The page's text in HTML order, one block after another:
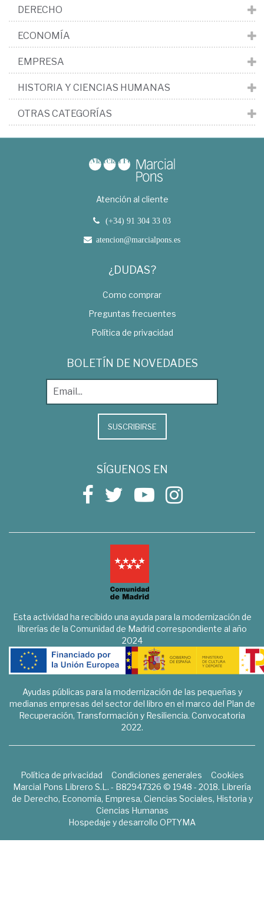
DERECHO
ECONOMÍA
EMPRESA
HISTORIA Y CIENCIAS HUMANAS
OTRAS CATEGORÍAS
Atención al cliente
(+34) 91 304 33 03
atencion@marcialpons.es
¿DUDAS?
Como comprar
Preguntas frecuentes
Política de privacidad
BOLETÍN DE NOVEDADES
SUSCRIBIRSE
SÍGUENOS EN
Esta actividad ha recibido una ayuda para la modernización de
librerías de la Comunidad de Madrid correspondiente al año
2024
Ayudas públicas para la modernización de las pequeñas y
medianas empresas del sector del libro en el marco del Plan de
Recuperación, Transformación y Resiliencia. Convocatoria
2022.
Política de privacidad Condiciones generales
Cookies
Marcial Pons Librero S.L. - B82947326 © 1948 - 2018. Librería
de Derecho, Economía, Empresa, Ciencias Sociales, Historia y
Ciencias Humanas
Hospedaje y desarrollo OPTYMA